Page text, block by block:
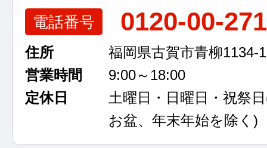
電話番号 0120-00-
住所
福岡県古賀市青柳1134-1
営業時間
9:00～18:00
定休日
土曜日・日曜日・祝祭日
お盆、年末年始を除く)